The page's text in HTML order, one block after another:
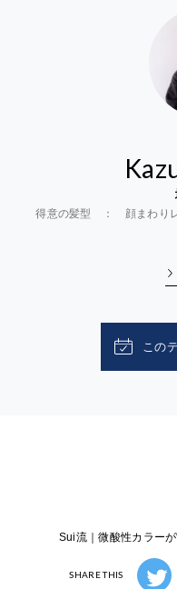
得意の髪型 ： 顔まわり
この
SHARE THIS